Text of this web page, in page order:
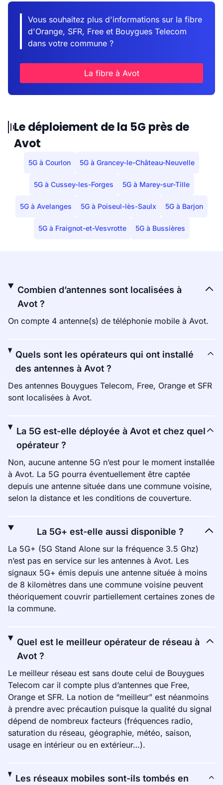
Vous souhaitez plus d'informations sur la fibre
d'Orange, SFR, Free et Bouygues Telecom
dans votre commune ?
La fibre à Avot
Le déploiement de la 5G près de
Avot
5G à Courlon 5G à Grancey-le-Château-Neuvelle
5G à Cussey-les-Forges 5G à Marey-sur-Tille
5G à Avelanges 5G à Poiseul-lès-Saulx 5G à Barjon
5G à Fraignot-et-Vesvrotte 5G à Bussières
Combien d’antennes sont localisées à
Avot ?
On compte 4 antenne(s) de téléphonie mobile à Avot.
Quels sont les opérateurs qui ont installé
des antennes à Avot ?
Des antennes Bouygues Telecom, Free, Orange et SFR
sont localisées à Avot.
La 5G est-elle déployée à Avot et chez quel
opérateur ?
Non, aucune antenne 5G n’est pour le moment installée
à Avot. La 5G pourra éventuellement être captée
depuis une antenne située dans une commune voisine,
selon la distance et les conditions de couverture.
La 5G+ est-elle aussi disponible ?
La 5G+ (5G Stand Alone sur la fréquence 3.5 Ghz)
n’est pas en service sur les antennes à Avot. Les
signaux 5G+ émis depuis une antenne située à moins
de 8 kilomètres dans une commune voisine peuvent
théoriquement couvrir partiellement certaines zones de
la commune.
Quel est le meilleur opérateur de réseau à
Avot ?
Le meilleur réseau est sans doute celui de Bouygues
Telecom car il compte plus d’antennes que Free,
Orange et SFR. La notion de “meilleur” est néanmoins
à prendre avec précaution puisque la qualité du signal
dépend de nombreux facteurs (fréquences radio,
saturation du réseau, géographie, météo, saison,
usage en intérieur ou en extérieur…).
Les réseaux mobiles sont-ils tombés en